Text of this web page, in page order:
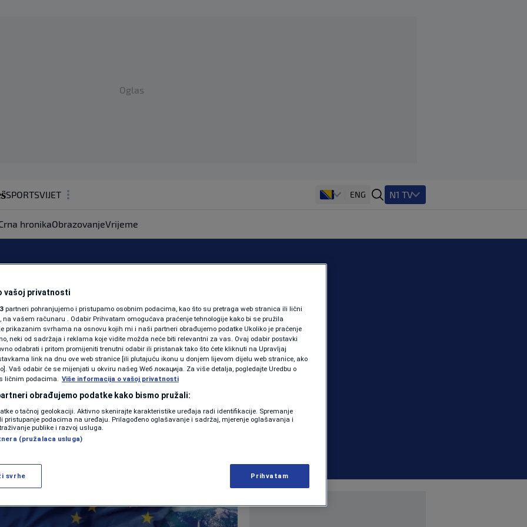
Oglas
SPORTSVIJET
ZDRAVLJE
SHOWBIZ
PODCAST
N1 SPECIJAL
FENOMENI
NEISTRAŽENO
VIRALNO
VIDEO
ENG N1 TV
hronikaObrazovanjeVrijeme
dobija od EU?
o
i investicijama
1 komentar
Više
vašoj privatnosti
partneri pohranjujemo i pristupamo osobnim podacima, kao što su pretraga web stranica ili lični
na vašem računaru . Odabir Prihvatam omogućava praćenje tehnologije kako bi se pružila
prikazanim svrhama na osnovu kojih mi i naši partneri obrađujemo podatke Ukoliko je praćenje
neki od sadržaja i reklama koje vidite možda neće biti relevantni za vas. Ovaj odabir postavki
odabrati i pritom promijeniti trenutni odabir ili pristanak tako što ćete kliknuti na Upravljaj
link na dnu ove web stranice [ili plutajuću ikonu u donjem lijevom dijelu web stranice, ako
Vaš odabir će se mijenjati u okviru našeg Wеб локација. Za više detalja, pogledajte Uredbu o
ličnim podacima. Više informacija o vašoj privatnosti
obrađujemo podatke kako bismo pružali:
o tačnoj geolokaciji. Aktivno skenirajte karakteristike uređaja radi identifikacije. Spremanje
pristupanje podacima na uređaju. Prilagođeno oglašavanje i sadržaj, mjerenje oglašavanja i
publike i razvoj usluga.
(pružalaca usluga)
svrhe Prihvatam